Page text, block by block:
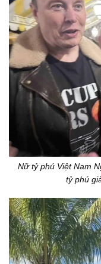
Nữ tỷ phú Việt Nam
tỷ phú